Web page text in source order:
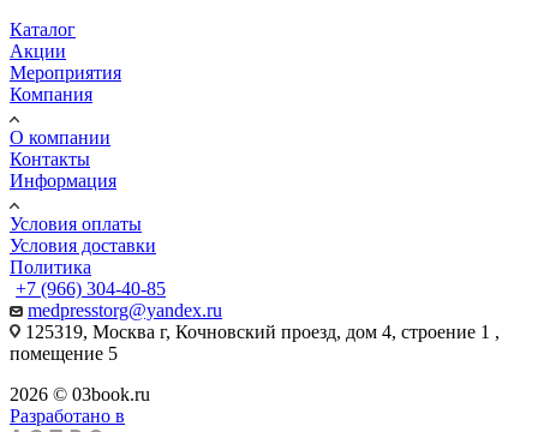
Каталог
Акции
Мероприятия
Компания
О компании
Контакты
Информация
Условия оплаты
Условия доставки
Политика
+7 (966) 304-40-85
medpresstorg@yandex.ru
125319, Москва г, Кочновский проезд, дом 4, строение 1 ,
помещение 5
2026 © 03book.ru
Разработано в